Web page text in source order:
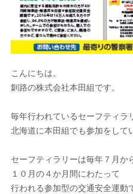
こんにちは。
釧路の株式会社本田組です。
毎年行われているセーフティラ
北海道に本田組でも参加をして
セーフティラリーは毎年７月か
１０月の４か月間にわたって
行われる参加型の交通安全運動